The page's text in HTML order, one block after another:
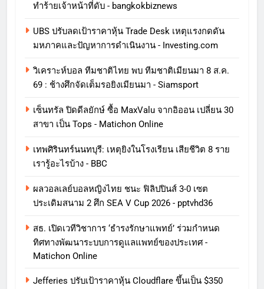
ทำร้ายเจ้าหน้าที่ดับ - bangkokbiznews
UBS ปรับลดเป้าราคาหุ้น Trade Desk เหตุแรงกดดัน
มหภาคและปัญหาการดําเนินงาน - Investing.com
วิเคราะห์บอล ทีมชาติไทย พบ ทีมชาติเมียนมา 8 ส.ค.
69 : ช้างศึกจัดเต็มรอยิงเมียนมา - Siamsport
เซ็นทรัล ปิดดีลยักษ์ ซื้อ MaxValu จากอิออน เปลี่ยน 30
สาขา เป็น Tops - Matichon Online
เทพศิรินทร์นนทบุรี: เหตุยิงในโรงเรียน เสียชีวิต 8 ราย
เรารู้อะไรบ้าง - BBC
ผลวอลเลย์บอลหญิงไทย ชนะ ฟิลิปปินส์ 3-0 เซต
ประเดิมสนาม 2 ศึก SEA V Cup 2026 - pptvhd36
สธ. เปิดเวทีวิชาการ ‘ธำรงรักษาแพทย์’ ร่วมกำหนด
ทิศทางพัฒนาระบบการดูแลแพทย์ของประเทศ -
Matichon Online
Jefferies ปรับเป้าราคาหุ้น Cloudflare ขึ้นเป็น $350